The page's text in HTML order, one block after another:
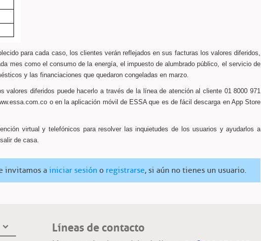
para cada caso, los clientes verán reflejados en sus facturas los valores diferidos,
mes como el consumo de la energía, el impuesto de alumbrado público, el servicio de
y las financiaciones que quedaron congeladas en marzo.
valores diferidos puede hacerlo a través de la línea de atención al cliente 01 8000 971
o en la aplicación móvil de ESSA que es de fácil descarga en App Store
virtual y telefónicos para resolver las inquietudes de los usuarios y ayudarlos a
de casa.
invitamos a iniciar sesión o registrarse, si aún no tienes un usuario.
Líneas de contacto